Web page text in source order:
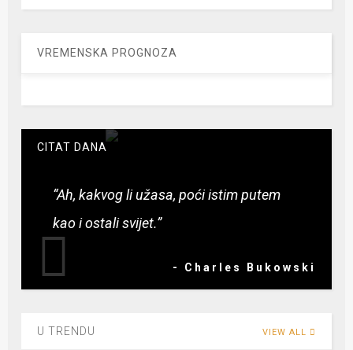
VREMENSKA PROGNOZA
CITAT DANA
“Ah, kakvog li užasa, poći istim putem
kao i ostali svijet.”
- Charles Bukowski
U TRENDU VIEW ALL